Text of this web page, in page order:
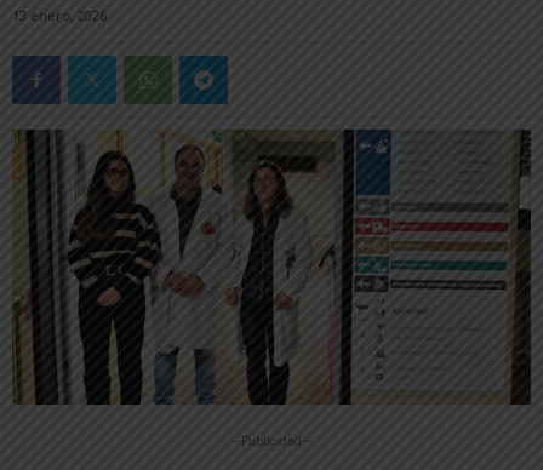
13 enero, 2026
-- Publicidad --